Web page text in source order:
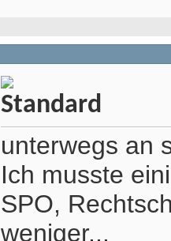
unterwegs an
Ich musste
SPO,
weniger...